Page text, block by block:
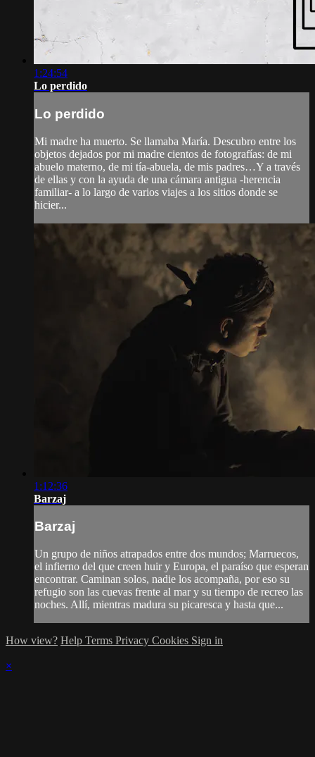
1:24:54
Lo perdido
Lo perdido
Mi madre ha muerto. Se llamaba María. Descubro entre los
objetos dejados por mi madre cientos de fotografías: de mi
abuelo materno, de mi tía-abuela, de mis padres…Y a través
de ellas y con la ayuda de una cámara antigua -herencia
familiar- a lo largo de varios viajes a los sitios donde se
hicier...
1:12:36
Barzaj
Barzaj
Un grupo de niños atrapados entre dos mundos; Marruecos,
el infierno del que creen huir y Europa, el paraíso que esperan
encontrar. Caminan solos, nadie los acompaña, por eso su
refugio son las cuevas frente al mar y su tiempo de recreo las
noches. Allí, mientras madura su picaresca y hasta que...
How view? Help Terms Privacy Cookies Sign in
×